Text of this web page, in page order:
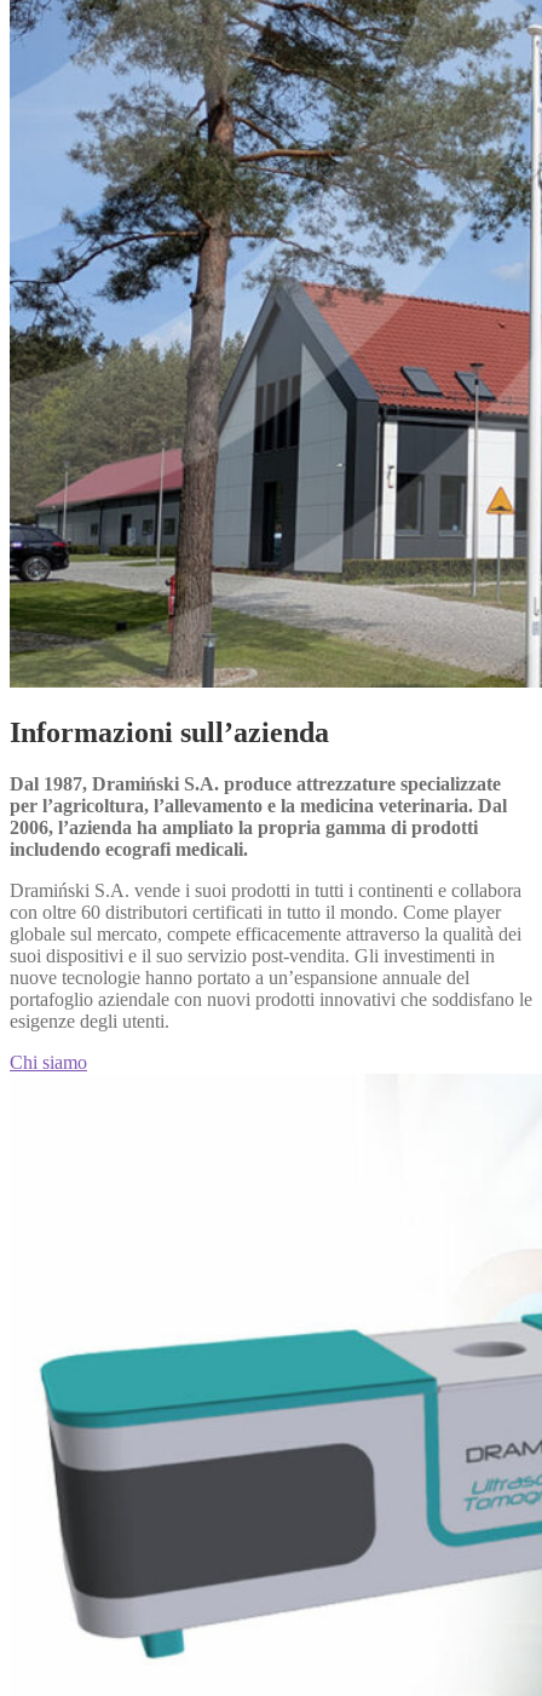
Informazioni sull’azienda
Dal 1987, Dramiński S.A. produce attrezzature specializzate
per l’agricoltura, l’allevamento e la medicina veterinaria. Dal
2006, l’azienda ha ampliato la propria gamma di prodotti
includendo ecografi medicali.
Dramiński S.A. vende i suoi prodotti in tutti i continenti e collabora
con oltre 60 distributori certificati in tutto il mondo. Come player
globale sul mercato, compete efficacemente attraverso la qualità dei
suoi dispositivi e il suo servizio post-vendita. Gli investimenti in
nuove tecnologie hanno portato a un’espansione annuale del
portafoglio aziendale con nuovi prodotti innovativi che soddisfano le
esigenze degli utenti.
Chi siamo